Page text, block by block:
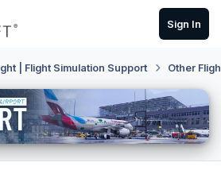
Sign In
| Flight Simulation Support Other